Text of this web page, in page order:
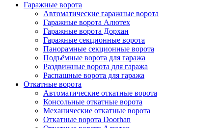
Гаражные ворота
Автоматические гаражные ворота
Гаражные ворота Алютех
Гаражные ворота Дорхан
Гаражные секционные ворота
Панорамные секционные ворота
Подъёмные ворота для гаража
Раздвижные ворота для гаража
Распашные ворота для гаража
Откатные ворота
Автоматические откатные ворота
Консольные откатные ворота
Механические откатные ворота
Откатные ворота Doorhan